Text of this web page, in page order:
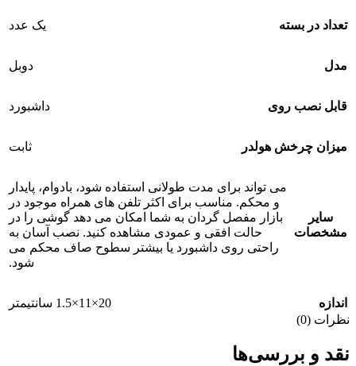
تعداد در بسته یک عدد
مدل دوبل
قابل نصب روی داشبورد
میزان چرخش هولدر ثابت
سایر
مشخصات
می تواند برای مدت طولانی استفاده شود، بادوام، پایدار
و محکم. مناسب برای اکثر تلفن های همراه موجود در
بازار مفصل گردان به شما امکان می دهد گوشی را در
حالت افقی و عمودی مشاهده کنید. نصب آسان به
راحتی روی داشبورد یا بیشتر سطوح صاف محکم می
شود.
اندازه
20×11×1.5 سانتیمتر
نظرات (0)
نقد و بررسی‌ها